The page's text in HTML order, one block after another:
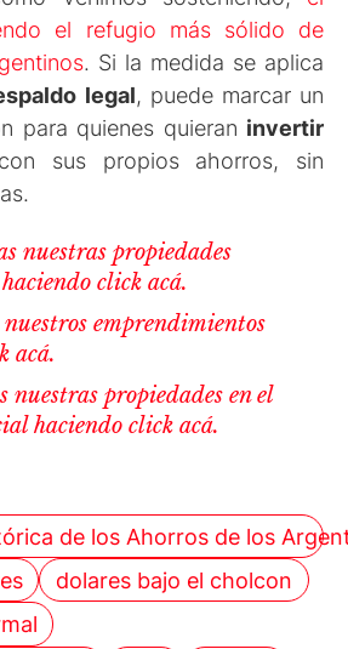
el refugio más sólido de
. Si la medida se aplica
legal, puede marcar un
para quienes quieran invertir
sus propios ahorros, sin
nuestras propiedades
click acá.
nuestros emprendimientos
acá.
nuestras propiedades en el
haciendo click acá.
de los Ahorros de los
dolares bajo el cholcon